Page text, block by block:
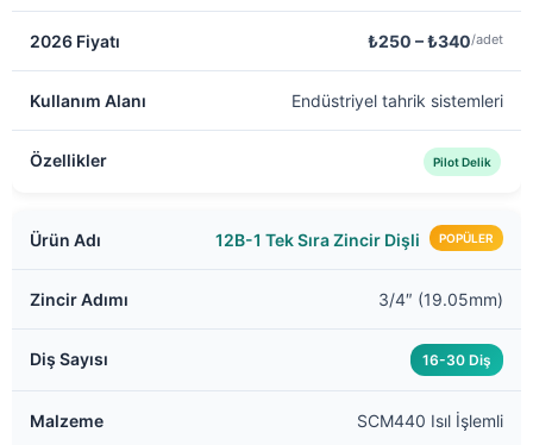
₺250 – ₺340/adet
Endüstriyel tahrik sistemleri
Pilot Delik
12B-1 Tek Sıra Zincir Dişli POPÜLER
3/4″ (19.05mm)
16-30 Diş
SCM440 Isıl İşlemli